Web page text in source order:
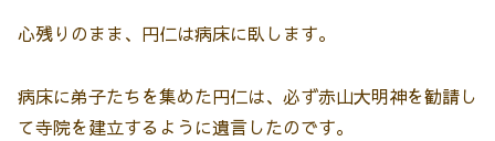
心残りのまま、円仁は病床に臥します。
病床に弟子たちを集めた円仁は、必ず赤山大明神を勧請し
て寺院を建立するように遺言したのです。